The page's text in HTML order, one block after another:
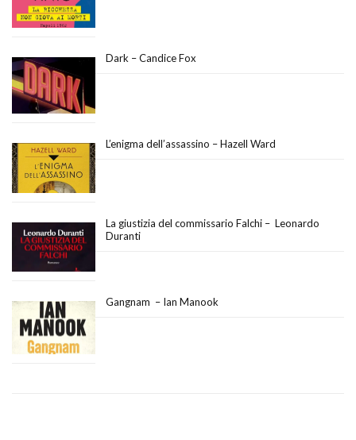
Dark – Candice Fox
L’enigma dell’assassino – Hazell Ward
La giustizia del commissario Falchi – Leonardo
Duranti
Gangnam – Ian Manook